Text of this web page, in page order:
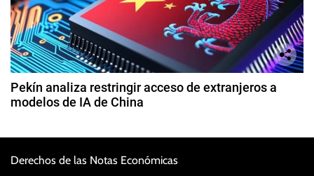
Pekín analiza restringir acceso de extranjeros a
modelos de IA de China
Derechos de las Notas Económicas